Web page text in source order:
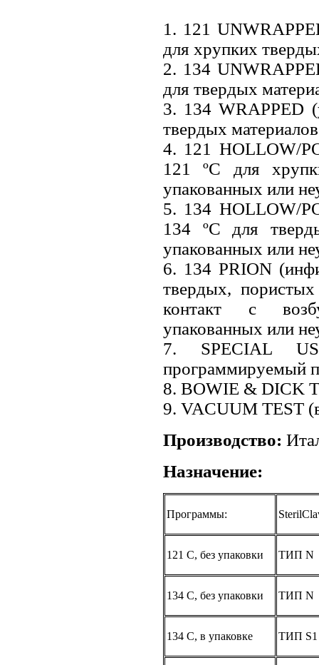
1. 121
для хрупких
2. 134
для твердых
3. 134 WRAPPED
твердых
4. 121 HOLLOW/
121 ºС для
упакованных или
5. 134 HOLLOW/
134 ºС для
упакованных или
6. 134 PRION
твердых,
контакт с
упакованных или
7. SPECIAL
программируемый
8. BOWIE & DICK
9. VACUUM TEST
Производство:
Назначение:
Программы:
121 С, без упаковки ТИП N
134 С, без упаковки ТИП N
134 С, в упаковке ТИП S1